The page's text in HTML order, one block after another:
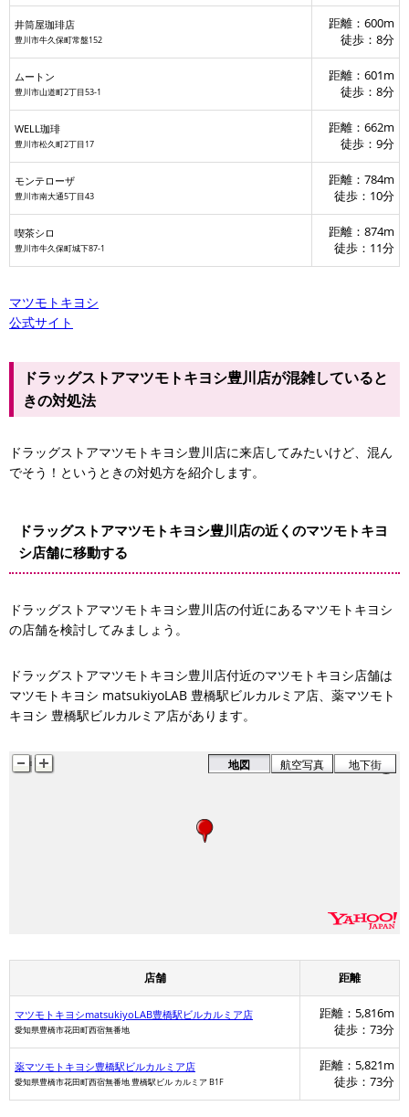
井筒屋珈琲店
豊川市牛久保町常盤152
距離：600m
徒歩：8分
ムートン
豊川市山道町2丁目53-1
距離：601m
徒歩：8分
WELL珈琲
豊川市松久町2丁目17
距離：662m
徒歩：9分
モンテローザ
豊川市南大通5丁目43
距離：784m
徒歩：10分
喫茶シロ
豊川市牛久保町城下87-1
距離：874m
徒歩：11分
マツモトキヨシ
公式サイト
ドラッグストアマツモトキヨシ豊川店が混雑していると
きの対処法
ドラッグストアマツモトキヨシ豊川店に来店してみたいけど、混ん
でそう！というときの対処方を紹介します。
ドラッグストアマツモトキヨシ豊川店の近くのマツモトキヨ
シ店舗に移動する
ドラッグストアマツモトキヨシ豊川店の付近にあるマツモトキヨシ
の店舗を検討してみましょう。
ドラッグストアマツモトキヨシ豊川店付近のマツモトキヨシ店舗は
マツモトキヨシ matsukiyoLAB 豊橋駅ビルカルミア店、薬マツモト
キヨシ 豊橋駅ビルカルミア店があります。
地図 航空写真 地下街
店舗 距離
マツモトキヨシmatsukiyoLAB豊橋駅ビルカルミア店
愛知県豊橋市花田町西宿無番地
距離：5,816m
徒歩：73分
薬マツモトキヨシ豊橋駅ビルカルミア店
愛知県豊橋市花田町西宿無番地 豊橋駅ビル カルミア B1F
距離：5,821m
徒歩：73分